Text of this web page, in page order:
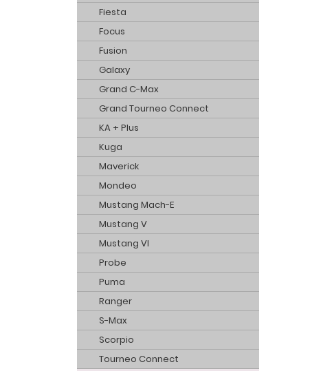
Fiesta
Focus
Fusion
Galaxy
Grand C-Max
Grand Tourneo Connect
KA + Plus
Kuga
Maverick
Mondeo
Mustang Mach-E
Mustang V
Mustang VI
Probe
Puma
Ranger
S-Max
Scorpio
Tourneo Connect